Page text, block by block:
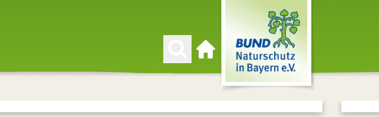
Zur Startseite